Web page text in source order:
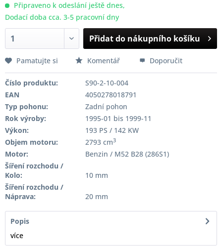
Připraveno k odeslání ještě dnes,
Dodací doba cca. 3-5 pracovní dny
Přidat do nákupního košíku
Pamatujte si Komentář Doporučit
Číslo produktu:
S90-2-10-004
EAN
4050278018791
Typ pohonu:
Zadní pohon
Rok výroby:
1995-01 bis 1999-11
Výkon:
193 PS / 142 KW
Objem motoru:
2793 cm3
Motor:
Benzin / M52 B28 (286S1)
Šíření rozchodu /
Kolo:
10 mm
Šíření rozchodu /
Náprava:
20 mm
Popis
více